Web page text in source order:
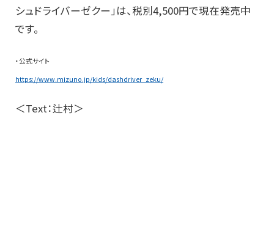
シュドライバーゼクー」は、税別4,500円で現在発売中
です。
・公式サイト
https://www.mizuno.jp/kids/dashdriver_zeku/
＜Text：辻村＞